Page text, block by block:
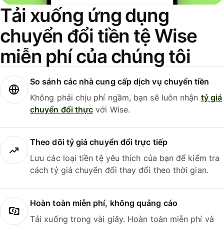
Tải xuống ứng dụng
chuyển đổi tiền tệ Wise
miễn phí của chúng tôi
So sánh các nhà cung cấp dịch vụ chuyển tiền
Không phải chịu phí ngầm, bạn sẽ luôn nhận tỷ giá
chuyển đổi thực với Wise.
Theo dõi tỷ giá chuyển đổi trực tiếp
Lưu các loại tiền tệ yêu thích của bạn để kiểm tra
cách tỷ giá chuyển đổi thay đổi theo thời gian.
Hoàn toàn miễn phí, không quảng cáo
Tải xuống trong vài giây. Hoàn toàn miễn phí và